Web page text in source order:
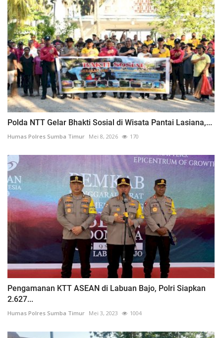
Polda NTT Gelar Bhakti Sosial di Wisata Pantai Lasiana,...
Humas Polres Sumba Timur Mei 8, 2026 170
Pengamanan KTT ASEAN di Labuan Bajo, Polri Siapkan
2.627...
Humas Polres Sumba Timur Mei 3, 2023 1004